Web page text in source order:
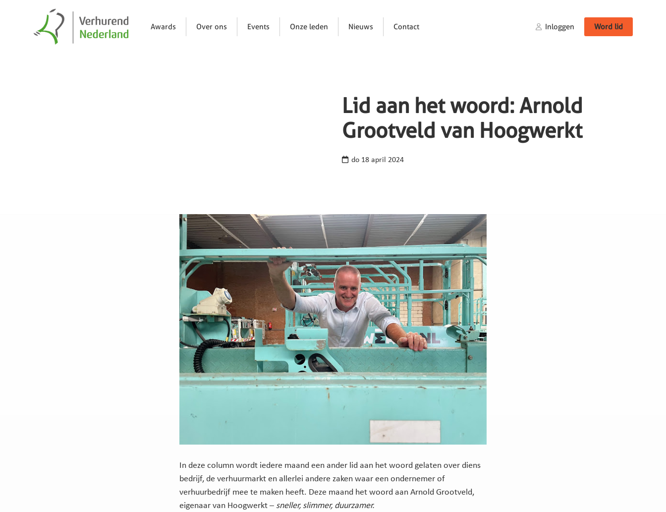
Awards Over ons Events Onze leden Nieuws Contact Inloggen Word lid
Lid aan het woord: Arnold
Grootveld van Hoogwerkt
do 18 april 2024
In deze column wordt iedere maand een ander lid aan het woord gelaten over diens
bedrijf, de verhuurmarkt en allerlei andere zaken waar een ondernemer of
verhuurbedrijf mee te maken heeft. Deze maand het woord aan Arnold Grootveld,
eigenaar van Hoogwerkt – sneller, slimmer, duurzamer.